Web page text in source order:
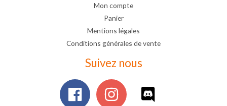
Mon compte
Panier
Mentions légales
Conditions générales de vente
Suivez nous